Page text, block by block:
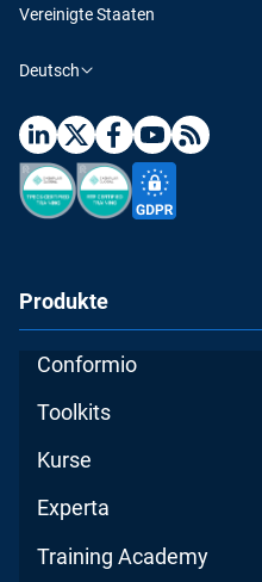
Vereinigte Staaten
Deutsch
Produkte
Conformio
Toolkits
Kurse
Experta
Training Academy